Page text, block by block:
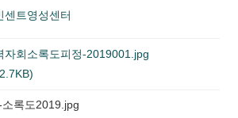
센트영성센터
자회소록도피정-2019001.jpg